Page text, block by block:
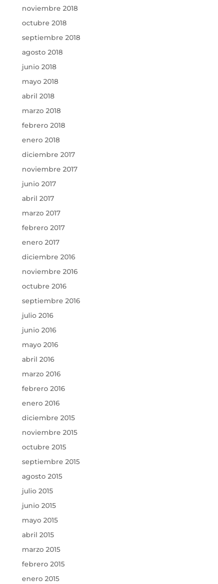
noviembre 2018
octubre 2018
septiembre 2018
agosto 2018
junio 2018
mayo 2018
abril 2018
marzo 2018
febrero 2018
enero 2018
diciembre 2017
noviembre 2017
junio 2017
abril 2017
marzo 2017
febrero 2017
enero 2017
diciembre 2016
noviembre 2016
octubre 2016
septiembre 2016
julio 2016
junio 2016
mayo 2016
abril 2016
marzo 2016
febrero 2016
enero 2016
diciembre 2015
noviembre 2015
octubre 2015
septiembre 2015
agosto 2015
julio 2015
junio 2015
mayo 2015
abril 2015
marzo 2015
febrero 2015
enero 2015